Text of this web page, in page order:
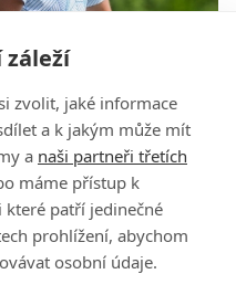
záleží
zvolit, jaké informace
a k jakým může mít
a naši partneři třetích
máme přístup k
patří jedinečné
prohlížení, abychom
osobní údaje.
prošli cutem
Brejník s Jelínkem